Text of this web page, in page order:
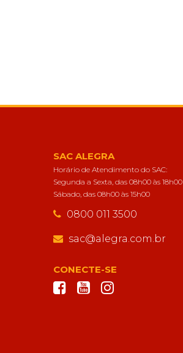
SAC ALEGRA
Horário de Atendimento do SAC:
Segunda a Sexta, das 08h00 às 18h00
Sábado, das 08h00 às 15h00
0800 011 3500
sac@alegra.com.br
CONECTE-SE